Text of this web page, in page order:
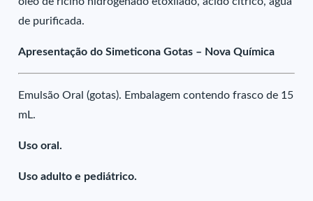
de purificada.
Apresentação do Simeticona Gotas – Nova Química
Emulsão Oral (gotas). Embalagem contendo frasco de 15
mL.
Uso oral.
Uso adulto e pediátrico.